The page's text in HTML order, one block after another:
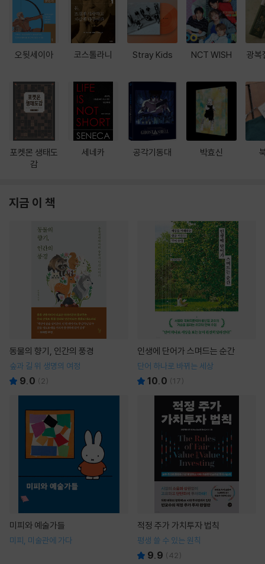
오뒷세이아
포켓몬 생태도
감
코스톨라니
세네카
Stray Kids
공각기동대
NCT WISH
박효신
광복
지금 이 책
동물의 향기, 인간의 풍경
숲과 길 위 생명의 여정
9.0 ( 2)
인생에 단어가 스며드는 순간
단어 하나로 바뀌는 세상
10.0 (17)
미피와 예술가들
미피, 미술관에 가다
적정 주가 가치투자 법칙
평생 쓸 수 있는 원칙
9.9 (42)